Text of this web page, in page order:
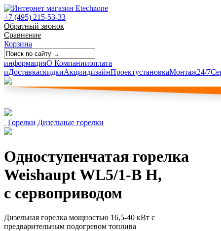
+7 (495) 215-53-33
Обратный звонок
Сравнение
Корзина
информацияО Компанииоплата
иДоставкаскидкиАкциидизайнПроектустановкаМонтаж24/7
Горелки Дизельные горелки
Одноступенчатая горелка
Weishaupt WL5/1-B H,
с сервоприводом
Дизельная горелка мощностью 16,5-40 кВт с
предварительным подогревом топлива